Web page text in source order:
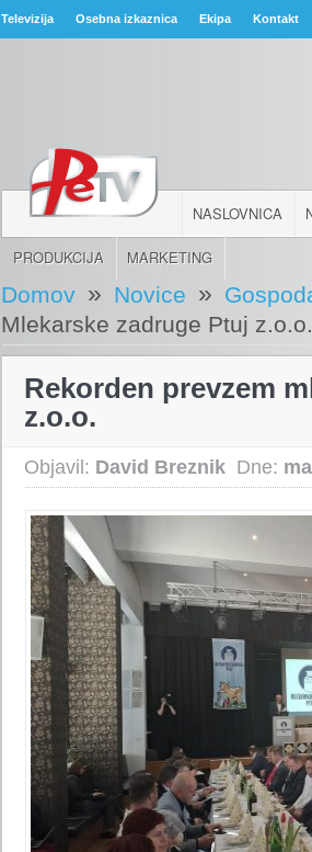
Televizija Osebna izkaznica Ekipa Kontakt
NASLOVNICA
PRODUKCIJA MARKETING
Domov » Novice »
Mlekarske zadruge Ptuj
Rekorden prevzem
z.o.o.
Objavil: David Breznik Dne: